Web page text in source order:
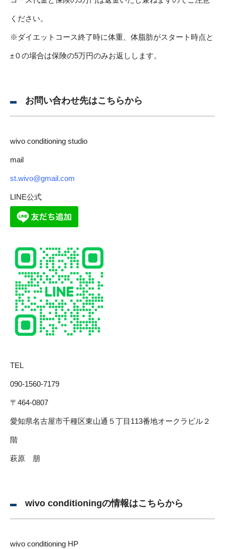
ください。
※ダイエットコース終了時に体重、体脂肪がスタート時点と
±０の場合は保険の5万円のみお返しします。
お問い合わせ先はこちらから
wivo conditioning studio
mail
st.wivo@gmail.com
LINE公式
TEL
090-1560-7179
〒464-0807
愛知県名古屋市千種区東山通５丁目113番地オークラビル２
階
萩原 朋
wivo conditioningの情報はこちらから
wivo conditioning HP